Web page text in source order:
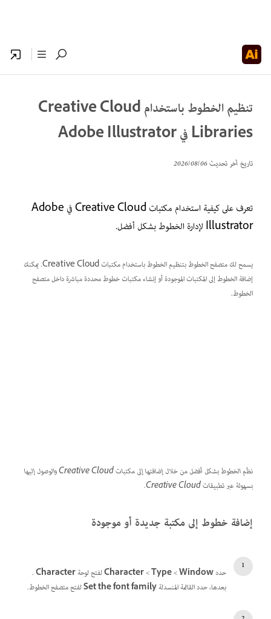
تنظيم الخطوط باستخدام Creative Cloud
Libraries في Adobe Illustrator
تاريخ آخر تحديث06‏/08‏/2026
تعرف على كيفية استخدام مكتبات Creative Cloud في Adobe
Illustrator لإدارة الخطوط بشكل أفضل.
يسمح لك متصفح الخطوط بتنظيم الخطوط باستخدام مكتبات Creative Cloud. يمكنك
إضافة الخطوط إلى المكتبات الموجودة أو إنشاء مكتبات خطوط محددة مباشرة داخل متصفح
الخطوط.
نظّم الخطوط بشكل أفضل من خلال إضافتها إلى مكتبات Creative Cloud والوصول إليها
بسهولة عبر تطبيقات Creative Cloud.
إضافة خطوط إلى مكتبة جديدة أو موجودة
حددWindow
>‏
Type
>‏
Characterلفتح لوحةCharacter
.
بعدها،حدد القائمة المنسدلةSet the font familyلفتح متصفح الخطوط.